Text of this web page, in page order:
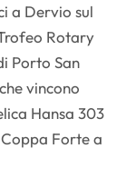
a Dervio sul
Rotary
Porto San
vincono
Hansa 303
Coppa Forte a